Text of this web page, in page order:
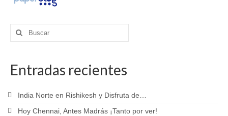
Buscar
por:
Entradas recientes
India Norte en Rishikesh y Disfruta de…
Hoy Chennai, Antes Madrás ¡Tanto por ver!